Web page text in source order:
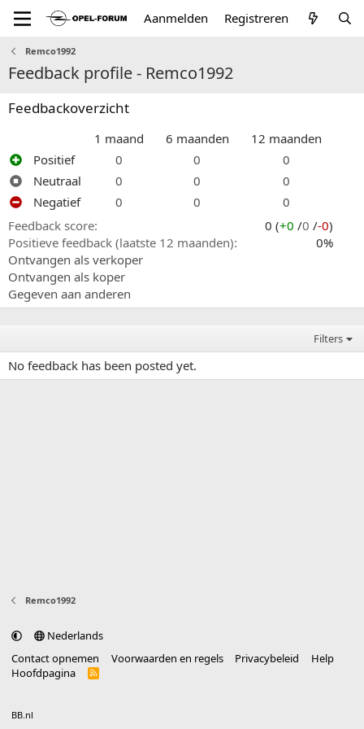
Aanmelden Registreren
Remco1992
Feedback profile - Remco1992
Feedbackoverzicht
1 maand 6 maanden
12 maanden
Positief
0 0
0
Neutraal
0 0
0
Negatief
0 0
0
Feedback score
0 (+0 /0 /-0)
Positieve feedback (laatste 12 maanden)
0%
Ontvangen als verkoper
Ontvangen als koper
Gegeven aan anderen
Filters
No feedback has been posted yet.
Remco1992
Nederlands
Contact opnemen
Voorwaarden en regels Privacybeleid
Help
Hoofdpagina
R
BB.nl